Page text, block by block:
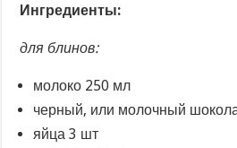
Ингредиенты:
для блинов:
молоко 250 мл
черный, или молочный
яйца 3 шт